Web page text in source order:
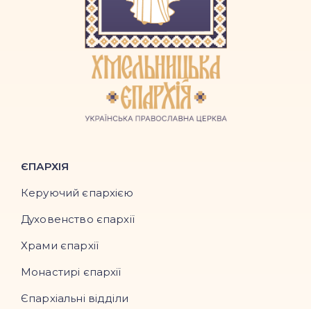
ЄПАРХІЯ
Керуючий єпархією
Духовенство єпархії
Храми єпархії
Монастирі єпархії
Єпархіальні відділи